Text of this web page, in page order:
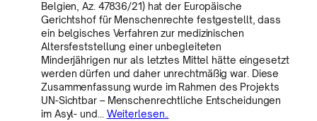
Belgien, Az. 47836/21) hat der Europäische
Gerichtshof für Menschenrechte festgestellt, dass
ein belgisches Verfahren zur medizinischen
Altersfeststellung einer unbegleiteten
Minderjährigen nur als letztes Mittel hätte eingesetzt
werden dürfen und daher unrechtmäßig war. Diese
Zusammenfassung wurde im Rahmen des Projekts
UN-Sichtbar – Menschenrechtliche Entscheidungen
im Asyl- und… Weiterlesen..